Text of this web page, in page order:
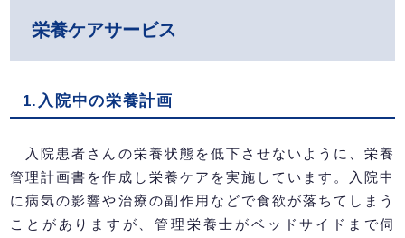
栄養ケアサービス
1.入院中の栄養計画
入院患者さんの栄養状態を低下させないように、栄養
管理計画書を作成し栄養ケアを実施しています。入院中
に病気の影響や治療の副作用などで食欲が落ちてしまう
ことがありますが、管理栄養士がベッドサイドまで伺